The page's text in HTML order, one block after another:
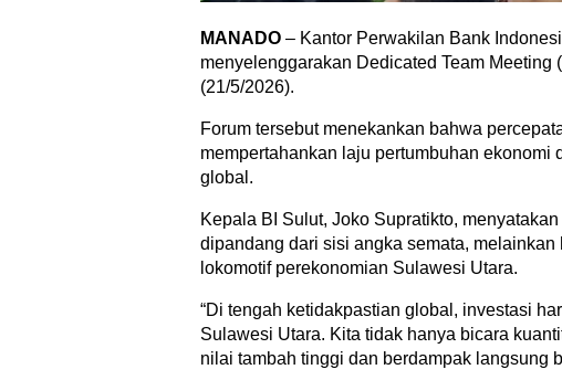
MANADO – Kantor Perwakilan Bank
menyelenggarakan Dedicated Team
(21/5/2026).
Forum tersebut menekankan bahwa
mempertahankan laju pertumbuhan ekonomi
global.
Kepala BI Sulut, Joko Supratikto,
dipandang dari sisi angka semata,
lokomotif perekonomian Sulawesi Utara.
“Di tengah ketidakpastian global, investasi
Sulawesi Utara. Kita tidak hanya bicara
nilai tambah tinggi dan berdampak langsung